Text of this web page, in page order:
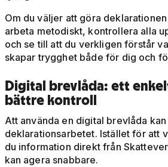
Om du väljer att göra
arbeta metodiskt, kontrollera alla
och se till att du verkligen förstår
skapar trygghet både för dig och
Digital brevlåda: ett
bättre kontroll
Att använda en digital brevlåda
deklarationsarbetet. Istället för att
du information direkt från
kan agera snabbare.